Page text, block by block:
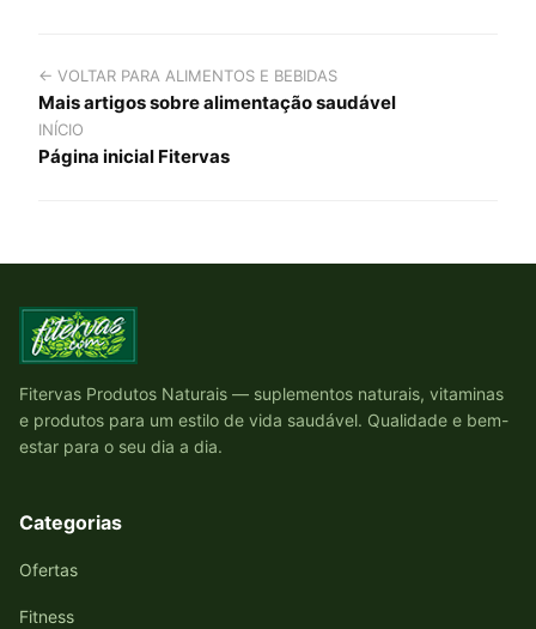
← VOLTAR PARA ALIMENTOS E BEBIDAS
Mais artigos sobre alimentação saudável
INÍCIO
Página inicial Fitervas
Fitervas Produtos Naturais — suplementos naturais, vitaminas
e produtos para um estilo de vida saudável. Qualidade e bem-
estar para o seu dia a dia.
Categorias
Ofertas
Fitness